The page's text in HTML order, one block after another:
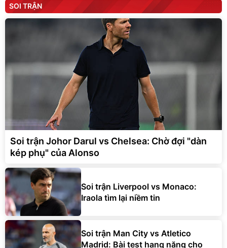
SOI TRẬN
Soi trận Johor Darul vs Chelsea: Chờ đợi "dàn
kép phụ" của Alonso
Soi trận Liverpool vs Monaco:
Iraola tìm lại niềm tin
Soi trận Man City vs Atletico
Madrid: Bài test hạng nặng cho